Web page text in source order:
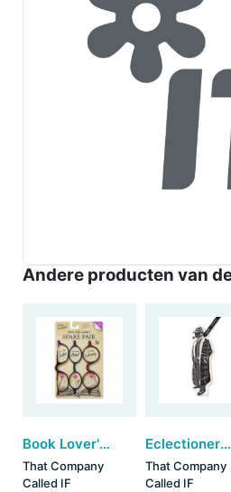
Andere producten van
Book Lover's Spare Pair +2.5 (set van 3)
That Company
Called IF
Eclectionery Bookmark Pens - Sherlock (set van 3)
That Company
Called IF